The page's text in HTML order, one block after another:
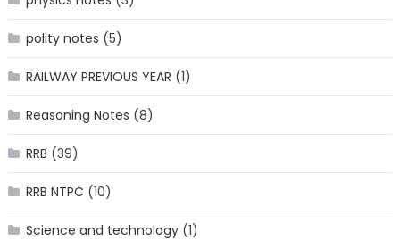
polity notes (5)
RAILWAY PREVIOUS YEAR (1)
Reasoning Notes (8)
RRB (39)
RRB NTPC (10)
Science and technology(1)